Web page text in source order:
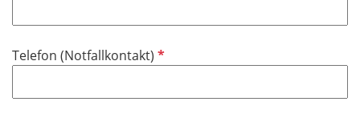
dt
e
d
c
t
Telefon (Notfallkontakt) P